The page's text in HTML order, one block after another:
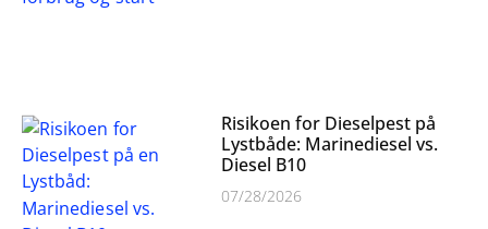
Risikoen for Dieselpest på
Lystbåde: Marinediesel vs.
Diesel B10
07/28/2026